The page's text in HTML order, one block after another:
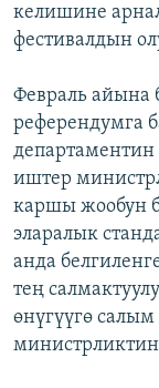
келишине
фестивалдын
Февраль айына
референдумга
иштер
каршы жообун
эларалык
анда
тең
өнүгүүгө